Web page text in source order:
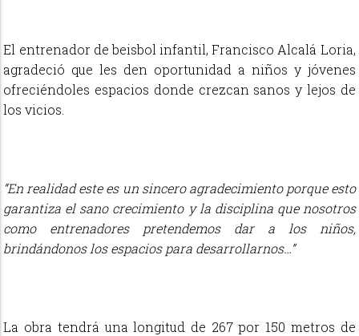
El entrenador de beisbol infantil, Francisco Alcalá Loria,
agradeció que les den oportunidad a niños y jóvenes
ofreciéndoles espacios donde crezcan sanos y lejos de
los vicios.
“En realidad este es un sincero agradecimiento porque esto
garantiza el sano crecimiento y la disciplina que nosotros
como entrenadores pretendemos dar a los niños,
brindándonos los espacios para desarrollarnos…”
La obra tendrá una longitud de 267 por 150 metros de